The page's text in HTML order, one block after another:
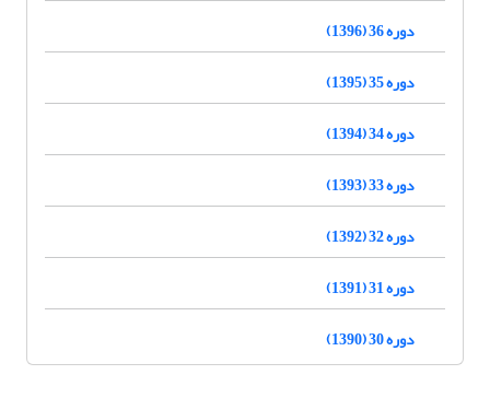
دوره 36 (1396)
دوره 35 (1395)
دوره 34 (1394)
دوره 33 (1393)
دوره 32 (1392)
دوره 31 (1391)
دوره 30 (1390)